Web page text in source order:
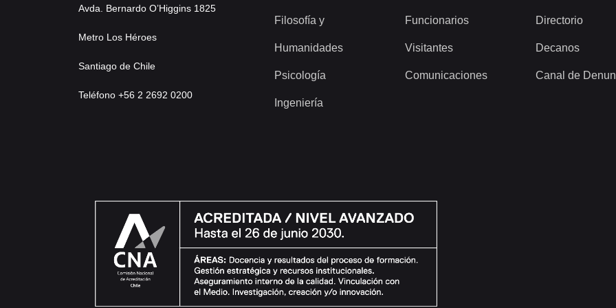
Avda. Bernardo O’Higgins 1825
Metro Los Héroes
Santiago de Chile
Teléfono +56 2 2692 0200
Filosofía y
Humanidades
Psicología
Ingeniería
Funcionarios
Visitantes
Comunicaciones
Directorio
Decanos
Canal de